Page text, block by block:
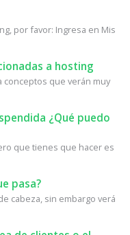
por favor: Ingresa en Mis
a hosting
que verán muy
¿Qué puedo
que tienes que hacer es
pasa?
cabeza, sin embargo verá